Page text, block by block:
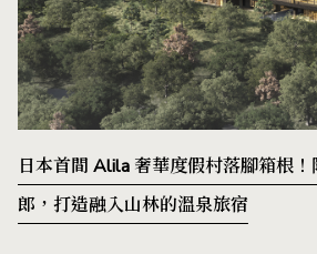
日本首間 Alila 奢華度假村落腳箱根
郎，打造融入山林的溫泉旅宿